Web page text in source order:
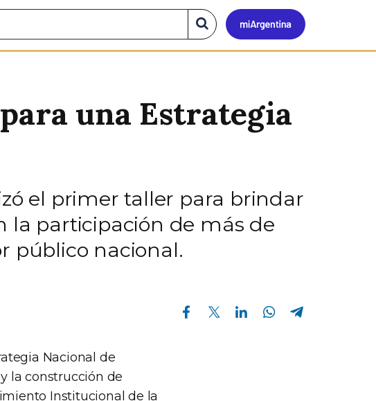
Mi
Buscar
en
el
una Estrategia
el primer taller para brindar
la participación de más de
público nacional.
Compartir en Facebook Compartir en Twitter Compartir en Linkedin Compartir en Whatsapp
Nacional de
la construcción de
Institucional de la